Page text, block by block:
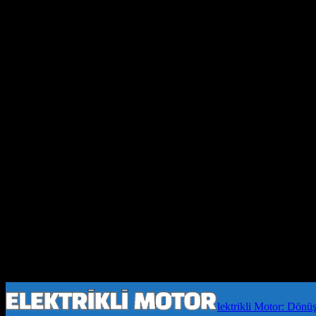
lektrikli Motor: